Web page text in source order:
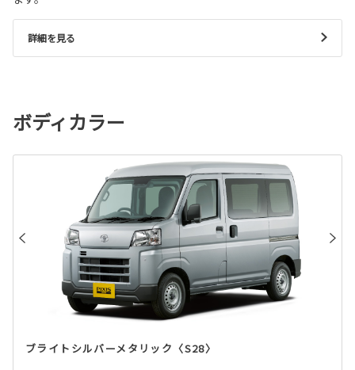
詳細を見る
ボディカラー
ブライトシルバーメタリック〈S28〉